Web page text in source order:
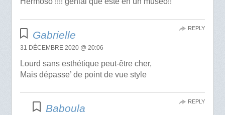
Gabrielle
31 DÉCEMBRE 2020 @ 20:06
Lourd sans esthétique peut-être cher,
Mais dépasse’ de point de vue style
REPLY
Baboula
REPLY